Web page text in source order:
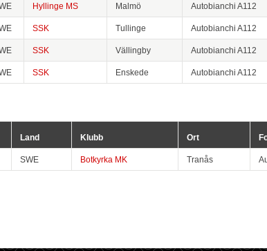
Hyllinge MS Malmö Autobianchi A112
SSK Tullinge Autobianchi A112
SSK Vällingby Autobianchi A112
SSK Enskede Autobianchi A112
Land Klubb Ort
SWE Botkyrka MK Tranås